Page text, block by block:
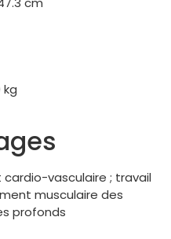
kg
vasculaire ; travail
musculaire des
profonds